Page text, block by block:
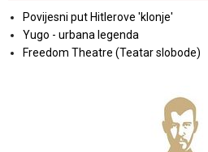
Povijesni put Hitlerove 'klonje'
Yugo - urbana legenda
Freedom Theatre (Teatar slobode)